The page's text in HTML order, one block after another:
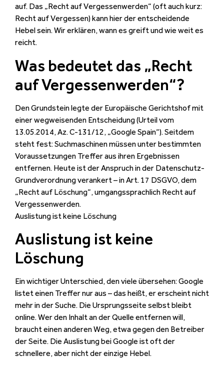
auf. Das „Recht auf Vergessenwerden“ (oft auch kurz:
Recht auf Vergessen) kann hier der entscheidende
Hebel sein. Wir erklären, wann es greift und wie weit es
reicht.
Was bedeutet das „Recht
auf Vergessenwerden“?
Den Grundstein legte der Europäische Gerichtshof mit
einer wegweisenden Entscheidung (Urteil vom
13.05.2014, Az. C-131/12, „Google Spain“). Seitdem
steht fest: Suchmaschinen müssen unter bestimmten
Voraussetzungen Treffer aus ihren Ergebnissen
entfernen. Heute ist der Anspruch in der Datenschutz-
Grundverordnung verankert – in Art. 17 DSGVO, dem
„Recht auf Löschung“, umgangssprachlich Recht auf
Vergessenwerden.
Auslistung ist keine Löschung
Auslistung ist keine
Löschung
Ein wichtiger Unterschied, den viele übersehen: Google
listet einen Treffer nur aus – das heißt, er erscheint nicht
mehr in der Suche. Die Ursprungsseite selbst bleibt
online. Wer den Inhalt an der Quelle entfernen will,
braucht einen anderen Weg, etwa gegen den Betreiber
der Seite. Die Auslistung bei Google ist oft der
schnellere, aber nicht der einzige Hebel.